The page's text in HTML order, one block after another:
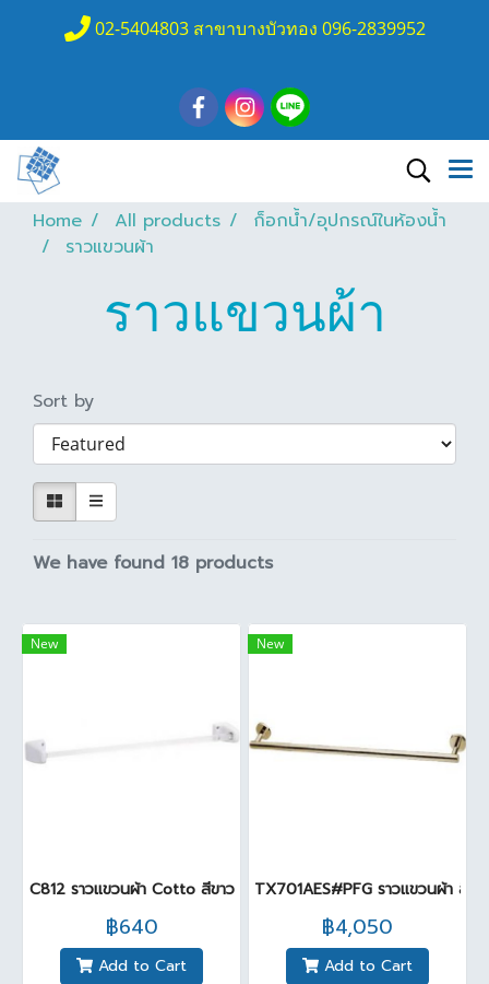
02-5404803 สาขาบางบัวทอง 096-2839952
Home All products
ก็อกน้ำ/อุปกรณ์ในห้องน้ำ
ราวแขวนผ้า
ราวแขวนผ้า
Sort by
We have found 18 products
New
C812 ราวแขวนผ้า Cotto สีขาว
฿640
Add to Cart
New
TX701AES#PFG ราวแขวนผ้า สีท
฿4,050
Add to Cart